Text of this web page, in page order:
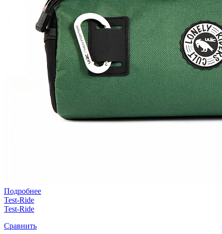
Подробнее
Test-Ride
Test-Ride
Сравнить